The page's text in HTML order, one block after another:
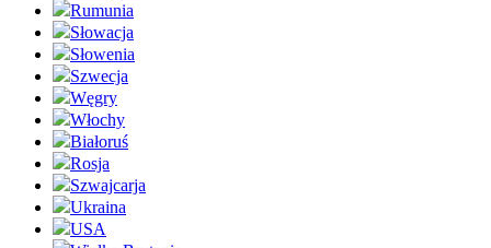
Rumunia
Słowacja
Słowenia
Szwecja
Węgry
Włochy
Białoruś
Rosja
Szwajcarja
Ukraina
USA